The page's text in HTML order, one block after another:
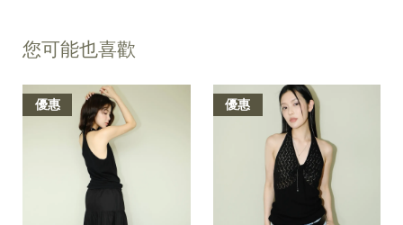
您可能也喜歡
優惠 優惠